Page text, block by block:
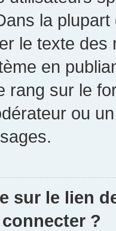
la
le texte
en
rang sur le
ou
sur le lien
?